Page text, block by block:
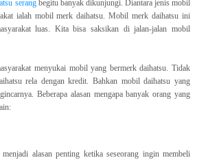
serangbegitu banyak dikunjungi. Diantara jenis mobil
ialah mobil merk daihatsu. Mobil merk daihatsu ini
luas. Kita bisa saksikan di jalan-jalan mobil
menyukai mobil yang bermerk daihatsu. Tidak
rela dengan kredit. Bahkan mobil daihatsu yang
Beberapa alasan mengapa banyak orang yang
alasan penting ketika seseorang ingin membeli